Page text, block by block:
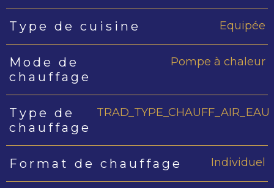
Type de cuisine Equipée
Mode de
chauffage
Pompe à chaleur
Type de
chauffage
TRAD_TYPE_CHAUFF_AIR_EAU
Format de chauffage Individuel